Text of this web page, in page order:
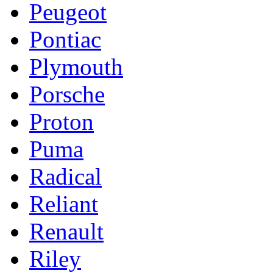
Peugeot
Pontiac
Plymouth
Porsche
Proton
Puma
Radical
Reliant
Renault
Riley